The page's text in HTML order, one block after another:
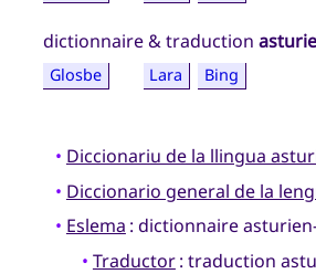
dictionnaire & traduction
Glosbe Lara Bing
• Diccionariu de la llingua
• Diccionario general de la
• Eslema : dictionnaire
• Traductor: traduction